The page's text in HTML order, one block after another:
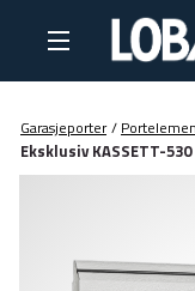
Garasjeporter /
Eksklusiv KASSETT-